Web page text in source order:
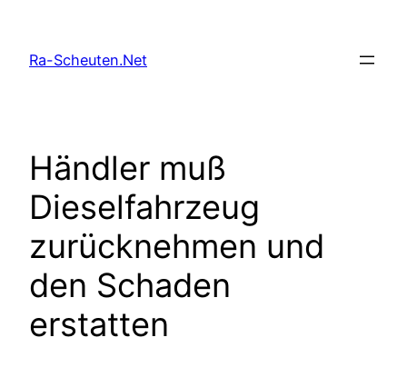
springen
Ra-Scheuten.Net
Händler muß
Dieselfahrzeug
zurücknehmen und
den Schaden
erstatten